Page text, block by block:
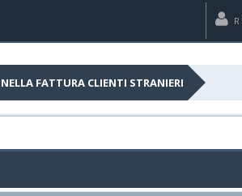
FATTURA CLIENTI STRANIERI